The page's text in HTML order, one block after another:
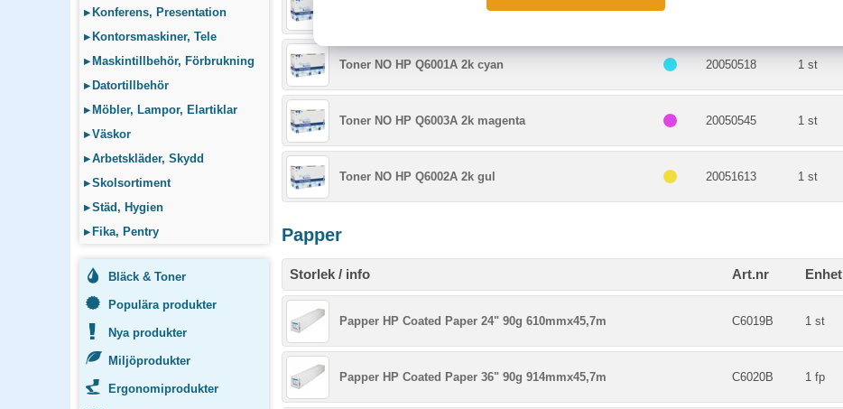
▸ Konferens, Presentation
▸ Kontorsmaskiner, Tele
▸ Maskintillbehör, Förbrukning
▸ Datortillbehör
▸ Möbler, Lampor, Elartiklar
▸Väskor
▸Arbetskläder, Skydd
▸Skolsortiment
▸Städ, Hygien
▸ Fika, Pentry
Bläck & Toner
Populära produkter
Nya produkter
Miljöprodukter
Ergonomiprodukter
Toner NO HP Q6000A 2,5k svart
Toner NO HP Q6001A 2k cyan 20050518 1 st
Toner NO HP Q6003A 2k magenta 20050545 1 st
Toner NO HP Q6002A 2k gul 20051613 1 st
Papper
Storlek / info Art.nr Enhet
Papper HP Coated Paper 24" 90g 610mmx45,7m C6019B 1 st
Papper HP Coated Paper 36" 90g 914mmx45,7m C6020B 1 fp